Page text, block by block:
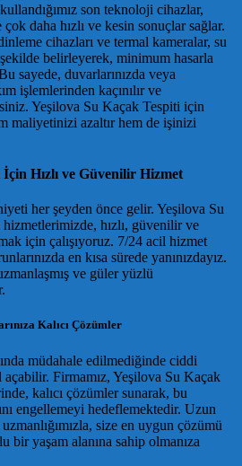
son teknoloji cihazlar,
daha hızlı ve kesin sonuçlar sağlar.
cihazları ve termal kameralar, su
belirleyerek, minimum hasarla
sayede, duvarlarınızda veya
işlemlerinden kaçınılır ve
Yeşilova Su Kaçak Tespiti için
maliyetinizi azaltır hem de işinizi
Hızlı ve Güvenilir Hizmet
her şeyden önce gelir. Yeşilova Su
hızlı, güvenilir ve
için çalışıyoruz. 7/24 acil hizmet
en kısa sürede yanınızdayız.
ve güler yüzlü
Kalıcı Çözümler
müdahale edilmediğinde ciddi
Firmamız, Yeşilova Su Kaçak
kalıcı çözümler sunarak, bu
engellemeyi hedeflemektedir. Uzun
size en uygun çözümü
bir yaşam alanına sahip olmanıza